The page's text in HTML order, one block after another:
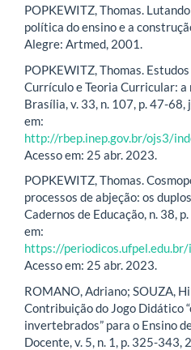
POPKEWITZ, Thomas.
política do ensino e a
Alegre: Artmed, 2001.
POPKEWITZ, Thomas.
Currículo e Teoria Curricular: a
Brasília, v. 33, n. 107, p. 47-
em:
http://rbep.inep.gov.br/ojs3/
Acesso em: 25 abr. 2023.
POPKEWITZ, Thomas.
processos de abjeção: os
Cadernos de Educação, n. 38,
em:
https://
Acesso em: 25 abr. 2023.
ROMANO, Adriano; SOUZA,
Contribuição do Jogo Didático
invertebrados” para o Ensino
Docente, v. 5, n. 1, p. 325-343,